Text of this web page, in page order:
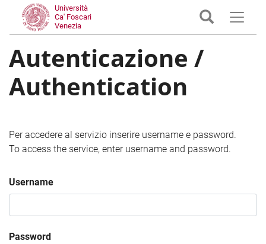
Università
Ca' Foscari
Venezia
Autenticazione /
Authentication
Per accedere al servizio inserire username e password.
To access the service, enter username and password.
Username
Password